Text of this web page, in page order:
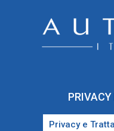
Privacy e